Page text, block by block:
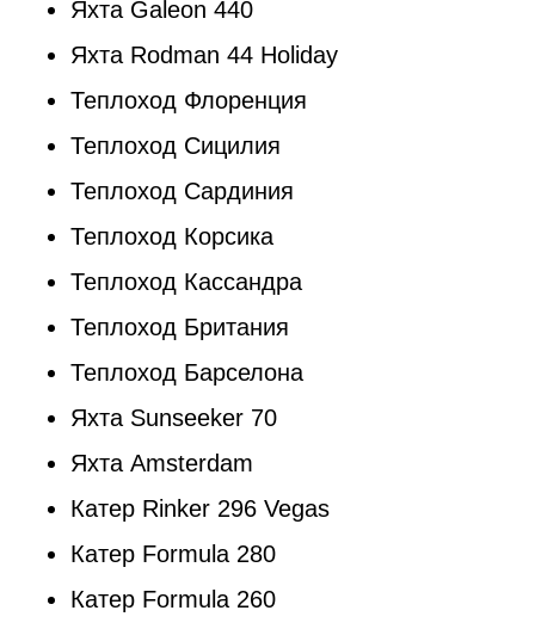
Яхта Galeon 440
Яхта Rodman 44 Holiday
Теплоход Флоренция
Теплоход Сицилия
Теплоход Сардиния
Теплоход Корсика
Теплоход Кассандра
Теплоход Британия
Теплоход Барселона
Яхта Sunseeker 70
Яхта Amsterdam
Катер Rinker 296 Vegas
Катер Formula 280
Катер Formula 260